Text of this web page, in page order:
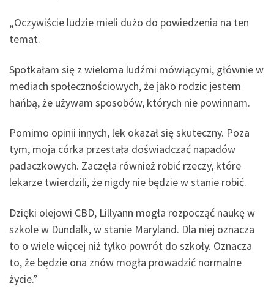
„Oczywiście ludzie mieli dużo do powiedzenia na ten
temat.
Spotkałam się z wieloma ludźmi mówiącymi, głównie w
mediach społecznościowych, że jako rodzic jestem
hańbą, że używam sposobów, których nie powinnam.
Pomimo opinii innych, lek okazał się skuteczny. Poza
tym, moja córka przestała doświadczać napadów
padaczkowych. Zaczęła również robić rzeczy, które
lekarze twierdzili, że nigdy nie będzie w stanie robić.
Dzięki olejowi CBD, Lillyann mogła rozpocząć naukę w
szkole w Dundalk, w stanie Maryland. Dla niej oznacza
to o wiele więcej niż tylko powrót do szkoły. Oznacza
to, że będzie ona znów mogła prowadzić normalne
życie.”